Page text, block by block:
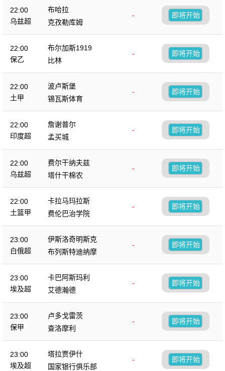
22:00
乌兹超
布哈拉
-
克孜勒库姆
即将开始
22:00
保乙
布尔加斯1919
-
比林
即将开始
22:00
土甲
波卢斯堡
-
锡瓦斯体育
即将开始
22:00
印度超
詹谢普尔
-
孟买城
即将开始
22:00
乌兹超
费尔干纳夫兹
-
塔什干棉农
即将开始
22:00
土篮甲
卡拉马玛拉斯
-
费伦巴治学院
即将开始
23:00
白俄超
伊斯洛奇明斯克
-
布列斯特迪纳摩
即将开始
23:00
埃及超
卡巴阿斯玛利
-
艾德瀚德
即将开始
23:00
保甲
卢多戈雷茨
-
查洛摩利
即将开始
23:00
埃及超
塔拉贾伊什
-
国家银行俱乐部
即将开始